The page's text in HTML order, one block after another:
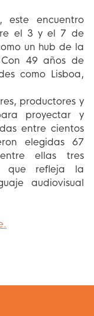
este encuentro
el 3 y el 7 de
un hub de la
49 años de
como Lisboa,
productores y
proyectar y
entre cientos
elegidas 67
ellas tres
que refleja la
audiovisual